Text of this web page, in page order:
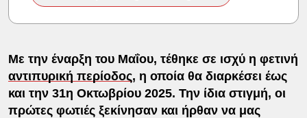
Με την έναρξη του Μαΐου, τέθηκε σε ισχύ η φετινή
αντιπυρική περίοδος, η οποία θα διαρκέσει έως
και την 31η Οκτωβρίου 2025. Την ίδια στιγμή, οι
πρώτες φωτιές ξεκίνησαν και ήρθαν να μας